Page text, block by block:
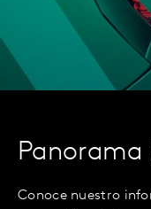
Panorama
Conoce nuestro